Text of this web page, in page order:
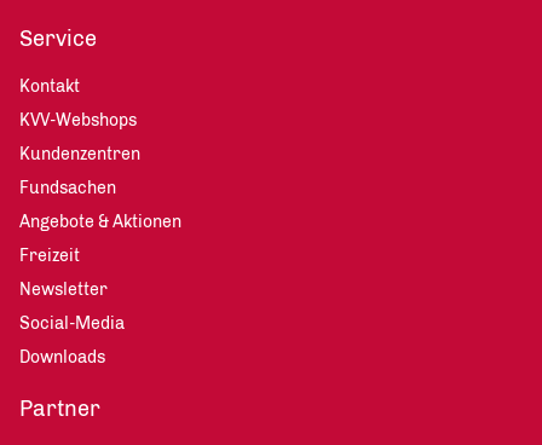
Service
Kontakt
KVV-Webshops
Kundenzentren
Fundsachen
Angebote & Aktionen
Freizeit
Newsletter
Social-Media
Downloads
Partner